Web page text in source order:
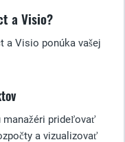
a Visio?
a Visio ponúka vašej
prideľovať
a vizualizovať